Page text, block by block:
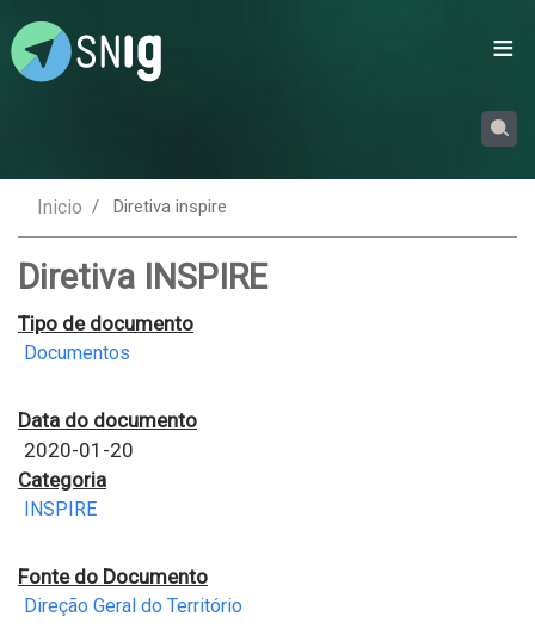
Inicio Diretiva inspire
Diretiva INSPIRE
Tipo de documento
Documentos
Data do documento
2020-01-20
Categoria
INSPIRE
Fonte do Documento
Direção Geral do Território